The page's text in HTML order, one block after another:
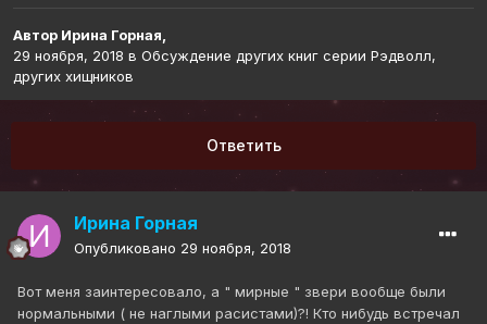
Автор Ирина Горная,
29 ноября, 2018 в Обсуждение других книг серии Рэдволл,
других хищников
Ответить
Ирина Горная
Опубликовано 29 ноября, 2018
Вот меня заинтересовало, а " мирные " звери вообще были
нормальными ( не наглыми расистами)?! Кто нибудь встречал